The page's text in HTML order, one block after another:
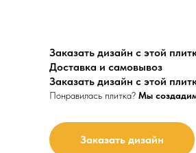
Заказать дизайн с этой
Доставка и самовывоз
Заказать дизайн с этой
Понравилась плитка? Мы
Заказать дизайн